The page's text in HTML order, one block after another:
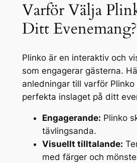
Varför Välja
Ditt Evenemang?
Plinko är en interaktiv och
som engagerar gästerna.
anledningar till varför
perfekta inslaget på ditt
Engagerande: Plinko
tävlingsanda.
Visuellt tilltalande:
med färger och